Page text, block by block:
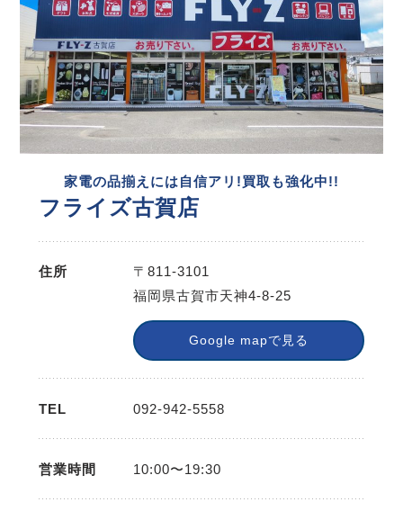
家電の品揃えには自信アリ!買取も強化中!!
フライズ古賀店
住所
〒811-3101
福岡県古賀市天神4-8-25
Google mapで見る
TEL 092-942-5558
営業時間 10:00〜19:30